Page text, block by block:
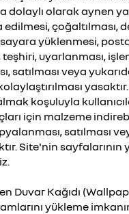
dolaylı olarak aynen
edilmesi, çoğaltılması,
yüklenmesi,
teşhiri, uyarlanması,
satılması veya
koşuluyla
için malzeme
satılması
Site'nin sayfalarının
Duvar Kağıdı
yükleme